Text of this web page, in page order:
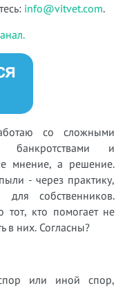
info@vitvet.com.
со сложными
банкротствами и
мнение, а решение.
- через практику,
собственников.
кто помогает не
в них. Согласны?
или иной спор,